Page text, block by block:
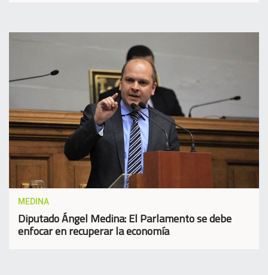
MEDINA
Diputado Ángel Medina: El Parlamento se debe
enfocar en recuperar la economía